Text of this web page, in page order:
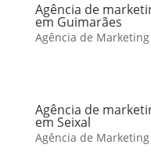
Agência de
em Guimarães
Agência de
Agência de
em Seixal
Agência de